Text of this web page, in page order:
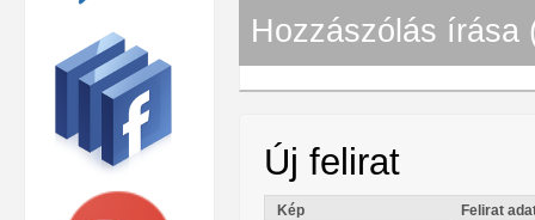
Hozzászólás írása
Új felirat
Kép Felirat